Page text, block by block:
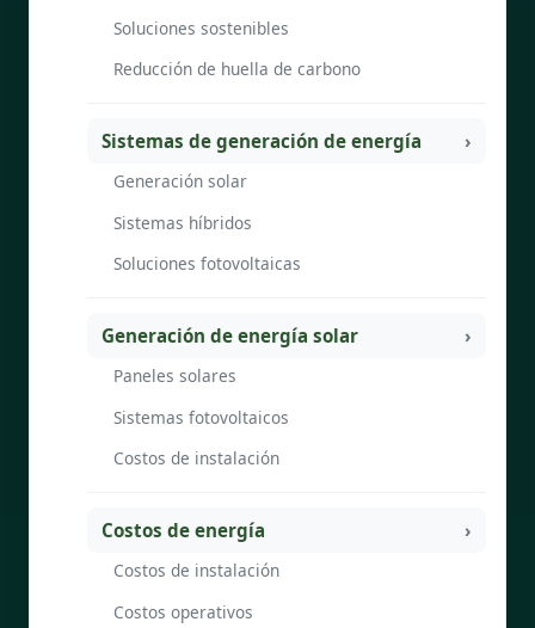
Soluciones sostenibles
Reducción de huella de carbono
Sistemas de generación de energía
Generación solar
Sistemas híbridos
Soluciones fotovoltaicas
Generación de energía solar
Paneles solares
Sistemas fotovoltaicos
Costos de instalación
Costos de energía
Costos de instalación
Costos operativos